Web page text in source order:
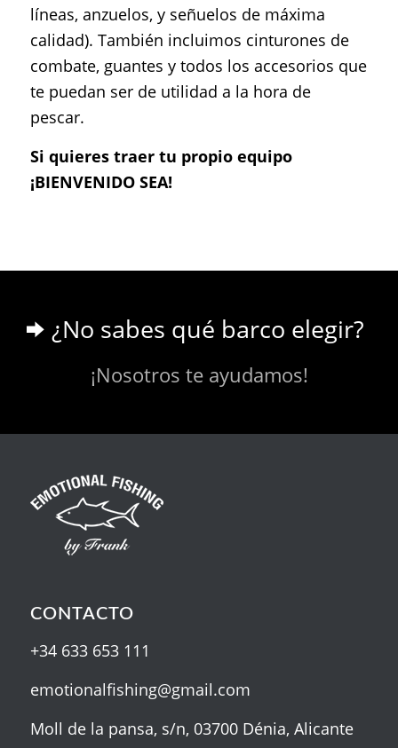
líneas, anzuelos, y señuelos de máxima
calidad). También incluimos cinturones de
combate, guantes y todos los accesorios que
te puedan ser de utilidad a la hora de
pescar.
Si quieres traer tu propio equipo
¡BIENVENIDO SEA!
¿No sabes qué barco elegir?
¡Nosotros te ayudamos!
CONTACTO
+34 633 653 111
emotionalfishing@gmail.com
Moll de la pansa, s/n, 03700 Dénia, Alicante